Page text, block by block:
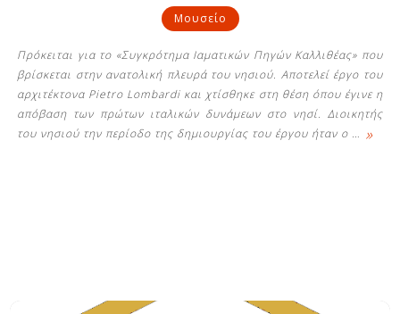
Μουσείο
Πρόκειται για το «Συγκρότημα Ιαματικών Πηγών Καλλιθέας» που
βρίσκεται στην ανατολική πλευρά του νησιού. Αποτελεί έργο του
αρχιτέκτονα Pietro Lombardi και χτίσθηκε στη θέση όπου έγινε η
απόβαση των πρώτων ιταλικών δυνάμεων στο νησί. Διοικητής
του νησιού την περίοδο της δημιουργίας του έργου ήταν ο … »